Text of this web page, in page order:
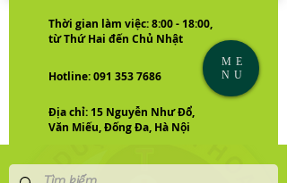
Thời gian làm việc: 8:00 - 18:00,
từ Thứ Hai đến Chủ Nhật
Hotline: 091 353 7686
Địa chỉ: 15 Nguyễn Như Đổ,
Văn Miếu, Đống Đa, Hà Nội
ME
NU